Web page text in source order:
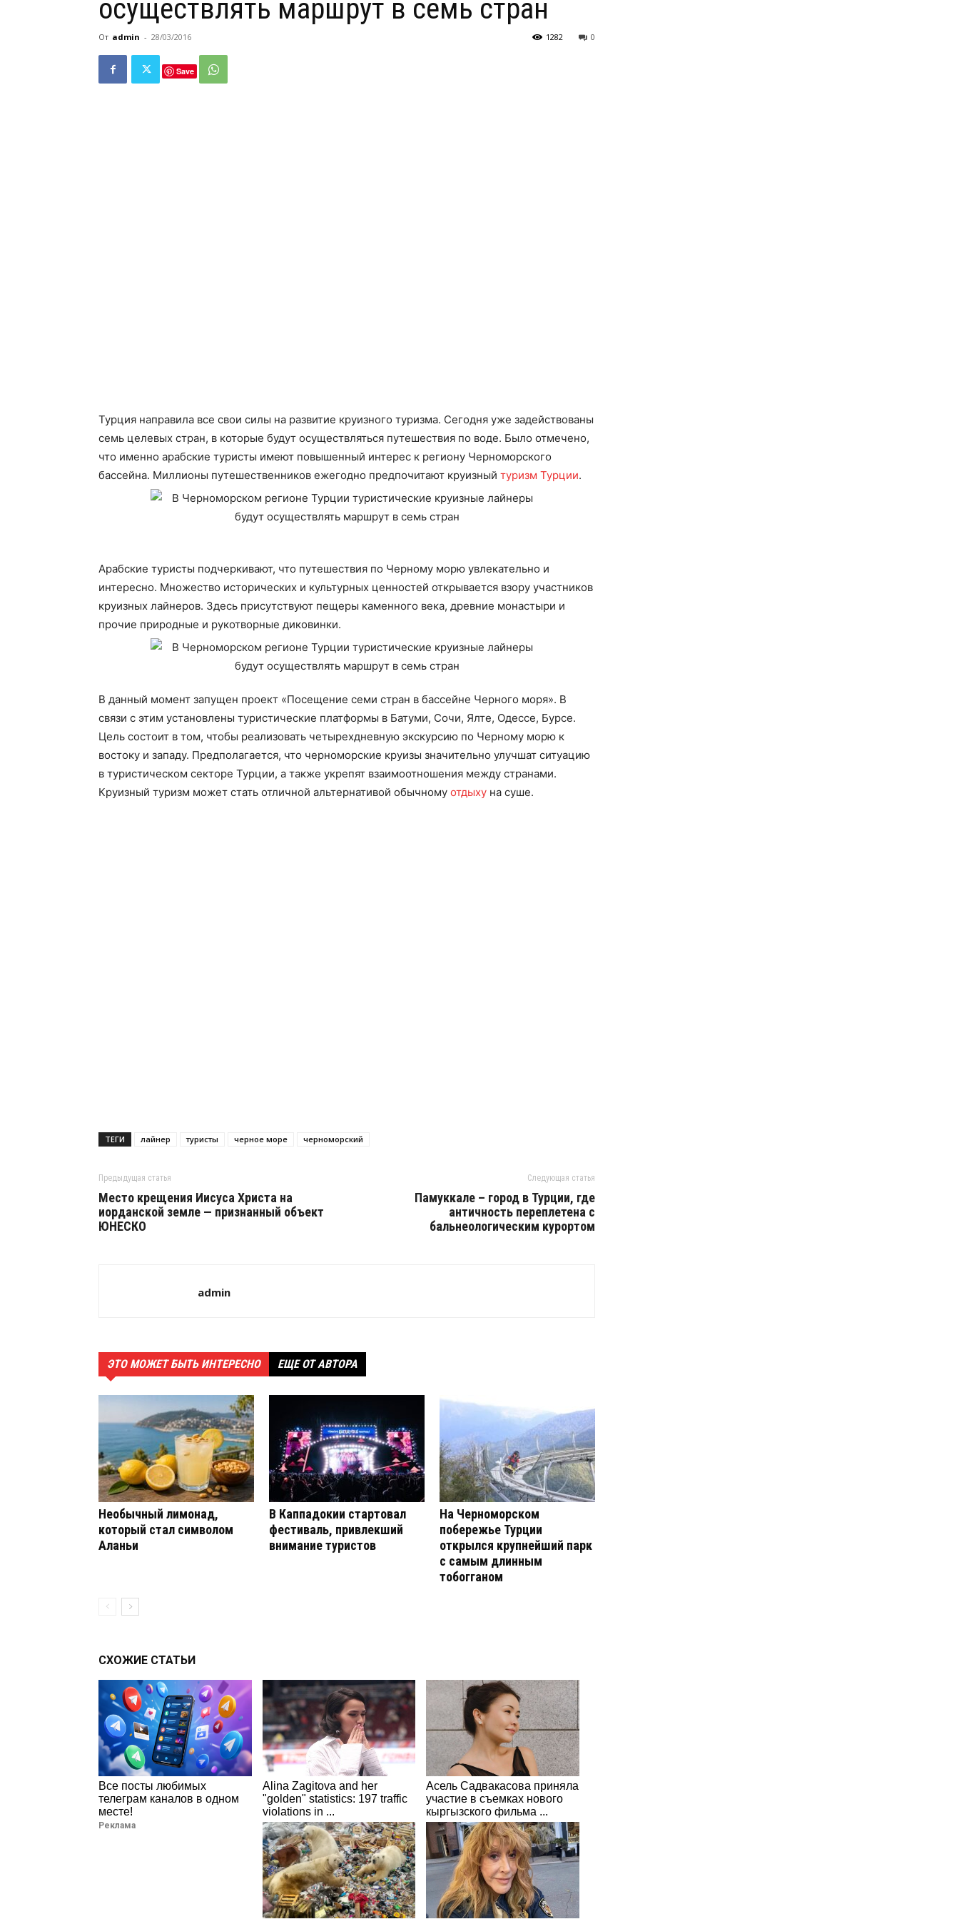
осуществлять маршрут в семь стран
От admin - 28/03/2016 0
1282
Save
Турция направила все свои силы на развитие круизного туризма. Сегодня уже задействованы
семь целевых стран, в которые будут осуществляться путешествия по воде. Было отмечено,
что именно арабские туристы имеют повышенный интерес к региону Черноморского
бассейна. Миллионы путешественников ежегодно предпочитают круизный туризм Турции.
Арабские туристы подчеркивают, что путешествия по Черному морю увлекательно и
интересно. Множество исторических и культурных ценностей открывается взору участников
круизных лайнеров. Здесь присутствуют пещеры каменного века, древние монастыри и
прочие природные и рукотворные диковинки.
В данный момент запущен проект «Посещение семи стран в бассейне Черного моря». В
связи с этим установлены туристические платформы в Батуми, Сочи, Ялте, Одессе, Бурсе.
Цель состоит в том, чтобы реализовать четырехдневную экскурсию по Черному морю к
востоку и западу. Предполагается, что черноморские круизы значительно улучшат ситуацию
в туристическом секторе Турции, а также укрепят взаимоотношения между странами.
Круизный туризм может стать отличной альтернативой обычному отдыху на суше.
ТЕГИ лайнер туристы черное море черноморский
Предыдущая статья
Место крещения Иисуса Христа на
иорданской земле — признанный объект
ЮНЕСКО
Следующая статья
Памуккале – город в Турции, где
античность переплетена с
бальнеологическим курортом
admin
ЭТО МОЖЕТ БЫТЬ ИНТЕРЕСНО ЕЩЕ ОТ АВТОРА
Необычный лимонад,
который стал символом
Аланьи
В Каппадокии стартовал
фестиваль, привлекший
внимание туристов
На Черноморском
побережье Турции
открылся крупнейший парк
с самым длинным
тобогганом
СХОЖИЕ СТАТЬИ
Все посты любимых
телеграм каналов в одном
месте!
Реклама
Alina Zagitova and her
"golden" statistics: 197 traffic
violations in ...
Асель Садвакасова приняла
участие в съемках нового
кыргызского фильма ...